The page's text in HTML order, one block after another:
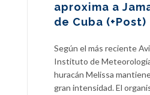
aproxima a
de Cuba (+Post)
Según el más reciente
Instituto de
huracán Melissa
gran intensidad. El